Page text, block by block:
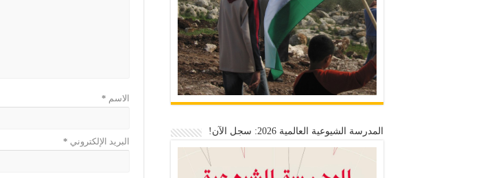
الاسم *
البريد الإلكتروني *
المدرسة الشيوعية العالمية 2026: سجل الآن!